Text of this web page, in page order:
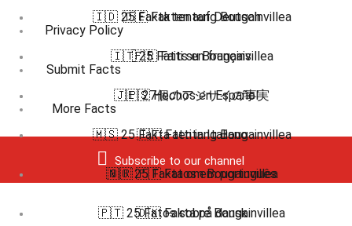
Privacy Policy
Submit Facts
More Facts
Subscribe to our channel
🇮🇩 25 Fakta tentang Bougainvillea
🇮🇹 25 Fatti su Bougainvillea
🇯🇵 27個のアジサイの事実
🇲🇸 25 Fakta tentang Bougainvillea
🇳🇴 25 Fakta om Bougainvillea
🇵🇹 25 Fatos sobre Bougainvillea
🇩🇪 Fakten auf Deutsch
🇫🇷 Faits en français
🇪🇸 Hechos en Español
🇮🇹 Fatti in Italiano
🇧🇷 🇵🇹 Fatos em português
🇩🇰 Fakta på dansk